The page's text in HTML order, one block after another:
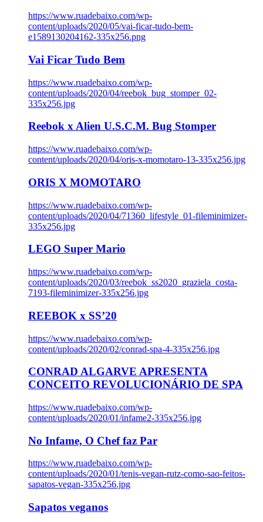
https://www.ruadebaixo.com/wp-
content/uploads/2020/05/vai-ficar-tudo-bem-
e1589130204162-335x256.png
Vai Ficar Tudo Bem
https://www.ruadebaixo.com/wp-
content/uploads/2020/04/reebok_bug_stomper_02-
335x256.jpg
Reebok x Alien U.S.C.M. Bug Stomper
https://www.ruadebaixo.com/wp-
content/uploads/2020/04/oris-x-momotaro-13-335x256.jpg
ORIS X MOMOTARO
https://www.ruadebaixo.com/wp-
content/uploads/2020/04/71360_lifestyle_01-fileminimizer-
335x256.jpg
LEGO Super Mario
https://www.ruadebaixo.com/wp-
content/uploads/2020/03/reebok_ss2020_graziela_costa-
7193-fileminimizer-335x256.jpg
REEBOK x SS’20
https://www.ruadebaixo.com/wp-
content/uploads/2020/02/conrad-spa-4-335x256.jpg
CONRAD ALGARVE APRESENTA
CONCEITO REVOLUCIONÁRIO DE SPA
https://www.ruadebaixo.com/wp-
content/uploads/2020/01/infame2-335x256.jpg
No Infame, O Chef faz Par
https://www.ruadebaixo.com/wp-
content/uploads/2020/01/tenis-vegan-rutz-como-sao-feitos-
sapatos-vegan-335x256.jpg
Sapatos veganos